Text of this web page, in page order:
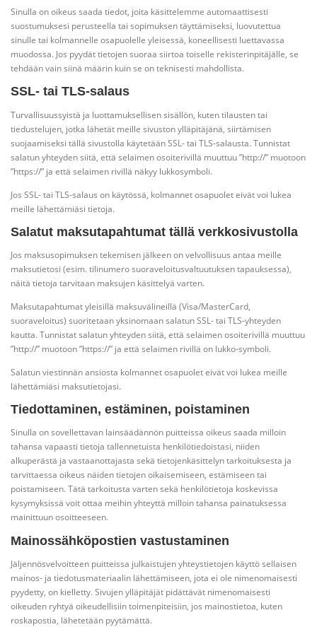
Sinulla on oikeus saada tiedot, joita käsittelemme automaattisesti
suostumuksesi perusteella tai sopimuksen täyttämiseksi, luovutettua
sinulle tai kolmannelle osapuolelle yleisessä, koneellisesti luettavassa
muodossa. Jos pyydät tietojen suoraa siirtoa toiselle rekisterinpitäjälle, se
tehdään vain siinä määrin kuin se on teknisesti mahdollista.
SSL- tai TLS-salaus
Turvallisuussyistä ja luottamuksellisen sisällön, kuten tilausten tai
tiedustelujen, jotka lähetät meille sivuston ylläpitäjänä, siirtämisen
suojaamiseksi tällä sivustolla käytetään SSL- tai TLS-salausta. Tunnistat
salatun yhteyden siitä, että selaimen osoiterivillä muuttuu ”http://” muotoon
”https://” ja että selaimen rivillä näkyy lukkosymboli.
Jos SSL- tai TLS-salaus on käytössä, kolmannet osapuolet eivät voi lukea
meille lähettämiäsi tietoja.
Salatut maksutapahtumat tällä verkkosivustolla
Jos maksusopimuksen tekemisen jälkeen on velvollisuus antaa meille
maksutietosi (esim. tilinumero suoraveloitusvaltuutuksen tapauksessa),
näitä tietoja tarvitaan maksujen käsittelyä varten.
Maksutapahtumat yleisillä maksuvälineillä (Visa/MasterCard,
suoraveloitus) suoritetaan yksinomaan salatun SSL- tai TLS-yhteyden
kautta. Tunnistat salatun yhteyden siitä, että selaimen osoiterivillä muuttuu
”http://” muotoon ”https://” ja että selaimen rivillä on lukko-symboli.
Salatun viestinnän ansiosta kolmannet osapuolet eivät voi lukea meille
lähettämiäsi maksutietojasi.
Tiedottaminen, estäminen, poistaminen
Sinulla on sovellettavan lainsäädännön puitteissa oikeus saada milloin
tahansa vapaasti tietoja tallennetuista henkilötiedoistasi, niiden
alkuperästä ja vastaanottajasta sekä tietojenkäsittelyn tarkoituksesta ja
tarvittaessa oikeus näiden tietojen oikaisemiseen, estämiseen tai
poistamiseen. Tätä tarkoitusta varten sekä henkilötietoja koskevissa
kysymyksissä voit ottaa meihin yhteyttä milloin tahansa painatuksessa
mainittuun osoitteeseen.
Mainossähköpostien vastustaminen
Jäljennösvelvoitteen puitteissa julkaistujen yhteystietojen käyttö sellaisen
mainos- ja tiedotusmateriaalin lähettämiseen, jota ei ole nimenomaisesti
pyydetty, on kielletty. Sivujen ylläpitäjät pidättävät nimenomaisesti
oikeuden ryhtyä oikeudellisiin toimenpiteisiin, jos mainostietoa, kuten
roskapostia, lähetetään pyytämättä.